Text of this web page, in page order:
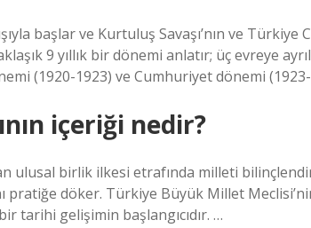
başlar ve Kurtuluş Savaşı’nın ve Türkiye
9 yıllık bir dönemi anlatır; üç evreye
(1920-1923) ve Cumhuriyet dönemi
içeriği nedir?
ulusal birlik ilkesi etrafında milleti
pratiğe döker. Türkiye Büyük Millet
tarihi gelişimin başlangıcıdır. …